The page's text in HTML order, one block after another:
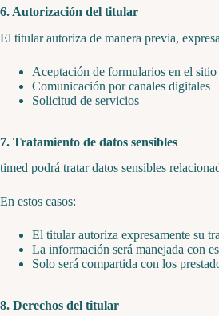
6. Autorización del titular
El titular autoriza de manera previa,
Aceptación de formularios en el
Comunicación por canales digitales
Solicitud de servicios
7. Tratamiento de datos sensibles
timed podrá tratar datos sensibles
En estos casos:
El titular autoriza expresamente su
La información será manejada con
Solo será compartida con los
8. Derechos del titular